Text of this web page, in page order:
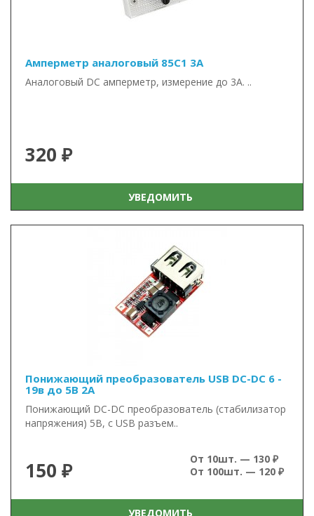
Амперметр аналоговый 85С1 3А
Аналоговый DC амперметр, измерение до 3А. ..
320 ₽
УВЕДОМИТЬ
Понижающий преобразователь USB DC-DC 6 -
19в до 5В 2А
Понижающий DC-DC преобразователь (стабилизатор
напряжения) 5В, с USB разъем..
150 ₽
От 10шт. — 130 ₽
От 100шт. — 120 ₽
УВЕДОМИТЬ